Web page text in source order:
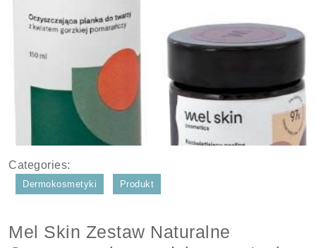
Categories:
Dermokosmetyki Produkt
Mel Skin Zestaw Naturalne